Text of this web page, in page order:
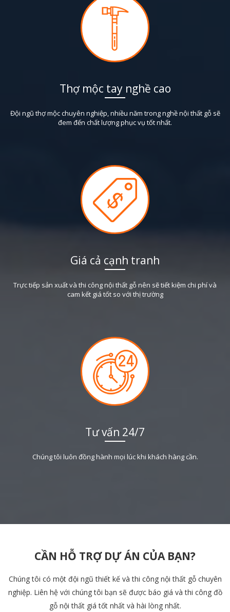
Thợ mộc tay nghề cao
Đội ngũ thợ mộc chuyên nghiệp, nhiều năm trong nghề nội thất gỗ sẽ
đem đến chất lượng phục vụ tốt nhất.
Giá cả cạnh tranh
Trực tiếp sản xuất và thi công nội thất gỗ nên sẽ tiết kiệm chi phí và
cam kết giá tốt so với thị trường
Tư vấn 24/7
Chúng tôi luôn đồng hành mọi lúc khi khách hàng cần.
CẦN HỖ TRỢ DỰ ÁN CỦA BẠN?
Chúng tôi có một đội ngũ thiết kế và thi công nội thất gỗ chuyên
nghiệp. Liên hệ với chúng tôi bạn sẽ được báo giá và thi công đồ
gỗ nội thất giá tốt nhất và hài lòng nhất.